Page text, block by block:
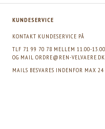
KUNDESERVICE
KONTAKT KUNDESERVICE PÅ
TLF 71 99 70 78 MELLEM 11.00-13.00
OG MAIL ORDRE@REN-VELVAERE.DK
MAILS BESVARES INDENFOR MAX